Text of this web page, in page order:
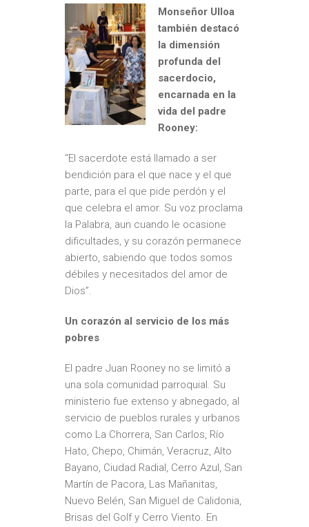
Monseñor Ulloa
también destacó
la dimensión
profunda del
sacerdocio,
encarnada en la
vida del padre
Rooney:
“El sacerdote está llamado a ser
bendición para el que nace y el que
parte, para el que pide perdón y el
que celebra el amor. Su voz proclama
la Palabra, aun cuando le ocasione
dificultades, y su corazón permanece
abierto, sabiendo que todos somos
débiles y necesitados del amor de
Dios”.
Un corazón al servicio de los más
pobres
El padre Juan Rooney no se limitó a
una sola comunidad parroquial. Su
ministerio fue extenso y abnegado, al
servicio de pueblos rurales y urbanos
como La Chorrera, San Carlos, Río
Hato, Chepo, Chimán, Veracruz, Alto
Bayano, Ciudad Radial, Cerro Azul, San
Martín de Pacora, Las Mañanitas,
Nuevo Belén, San Miguel de Calidonia,
Brisas del Golf y Cerro Viento. En